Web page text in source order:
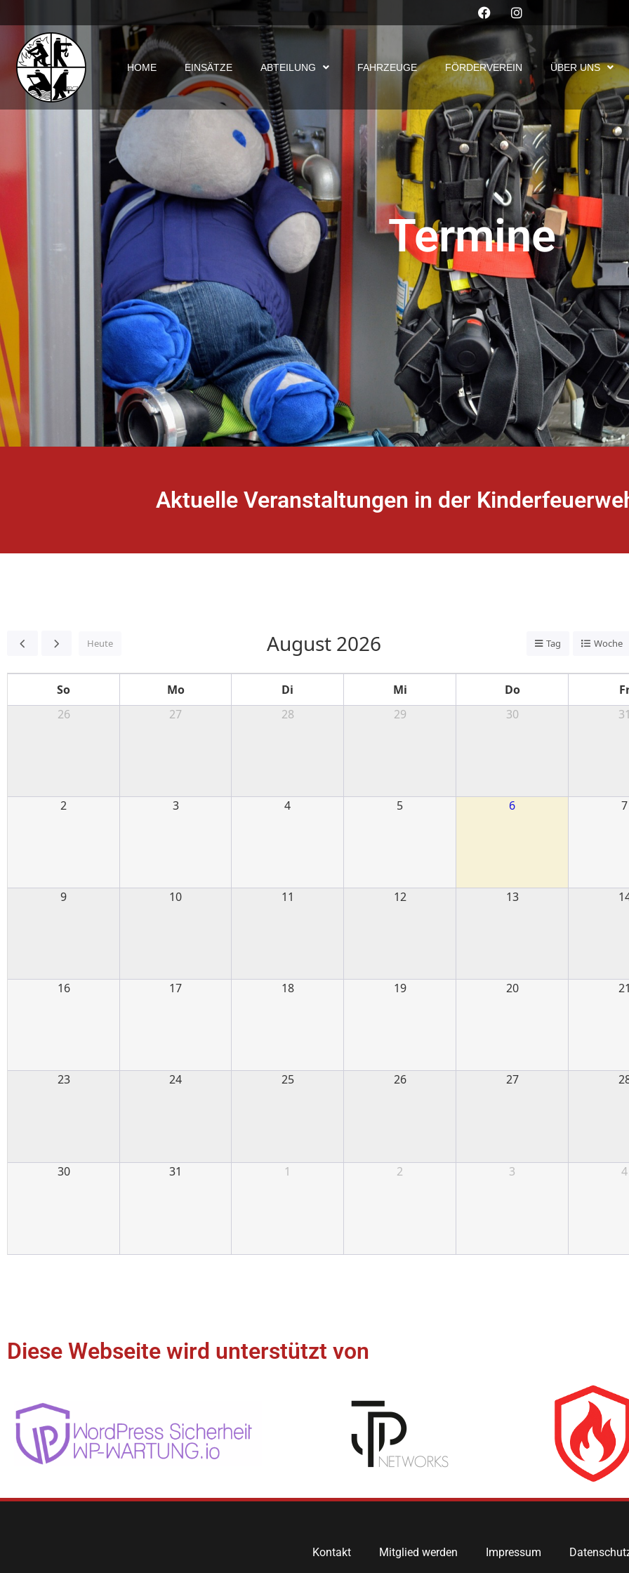
HOME EINSÄTZE ABTEILUNG FAHRZEUGE FÖRDERVEREIN ÜBER UNS
Termine
Aktuelle Veranstaltungen in der
Heute August 2026 Tag Woche
So Mo Di Mi Do
26
27 28 29 30
2 3 4 5 6 7
9 10 11 12 13
16 17 18 19 20
23 24 25 26 27
30 31 1 2 3 4
Diese Webseite wird unterstützt von​
Kontakt Mitglied werden Impressum